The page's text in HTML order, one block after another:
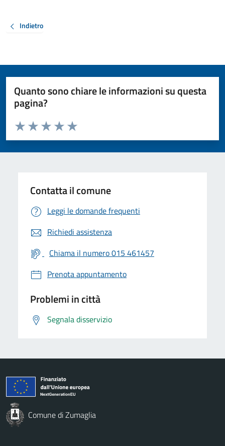
Indietro
Quanto sono chiare le informazioni su questa
pagina?
Valuta da 1 a 5 stelle la pagina
Valuta 5 stelle su 5
Valuta 4 stelle su 5
Valuta 3 stelle su 5
Valuta 2 stelle su 5
Valuta 1 stelle su 5
Contatta il comune
Leggi le domande frequenti
Richiedi assistenza
Chiama il numero 015 461457
Prenota appuntamento
Problemi in città
Segnala disservizio
Comune di Zumaglia